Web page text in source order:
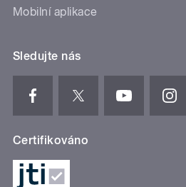
Mobilní aplikace
Sledujte nás
Certifikováno